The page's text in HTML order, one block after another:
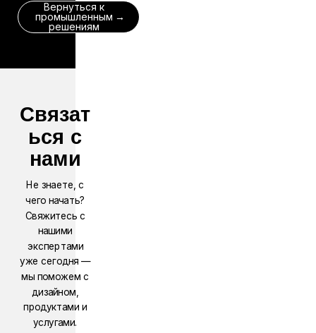
Вернуться к
промышленным
решениям
Связат
ься с
нами
Не знаете, с
чего начать?
Свяжитесь с
нашими
экспертами
уже сегодня —
мы поможем с
дизайном,
продуктами и
услугами.